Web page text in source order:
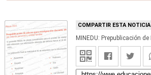
COMPARTIR ESTA NOTICIA